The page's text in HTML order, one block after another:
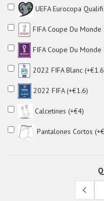
UEFA Eurocopa
FIFA Coupe Du
FIFA Coupe Du
2022 FIFA Blanc
2022 FIFA (+€1.6)
Calcetines (+€4)
Pantalones Cortos